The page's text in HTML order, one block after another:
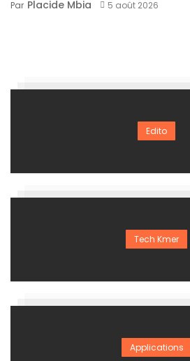
Par Placide Mbia 5 août 2026
Edito
Tech Kmer
Applications